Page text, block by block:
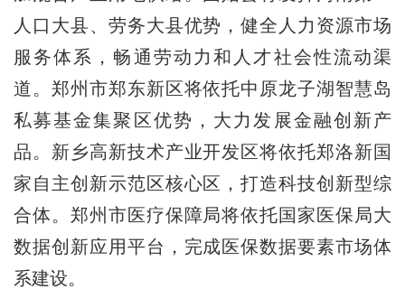
人口大县、劳务大县优势，健全人力资源市场
服务体系，畅通劳动力和人才社会性流动渠
道。郑州市郑东新区将依托中原龙子湖智慧岛
私募基金集聚区优势，大力发展金融创新产
品。新乡高新技术产业开发区将依托郑洛新国
家自主创新示范区核心区，打造科技创新型综
合体。郑州市医疗保障局将依托国家医保局大
数据创新应用平台，完成医保数据要素市场体
系建设。